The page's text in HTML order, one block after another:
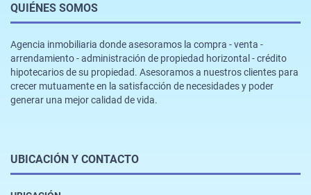
QUIÉNES SOMOS
Agencia inmobiliaria donde asesoramos la compra - venta -
arrendamiento - administración de propiedad horizontal - crédito
hipotecarios de su propiedad. Asesoramos a nuestros clientes para
crecer mutuamente en la satisfacción de necesidades y poder
generar una mejor calidad de vida.
UBICACIÓN Y CONTACTO